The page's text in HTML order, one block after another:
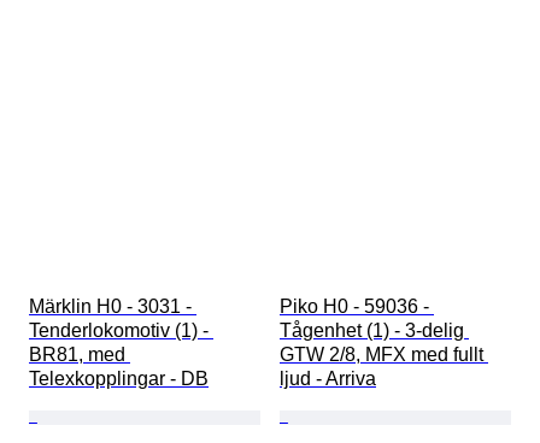
Märklin H0 - 3031 -
Tenderlokomotiv (1) -
BR81, med
Telexkopplingar - DB
Piko H0 - 59036 -
Tågenhet (1) - 3-delig
GTW 2/8, MFX med fullt
ljud - Arriva